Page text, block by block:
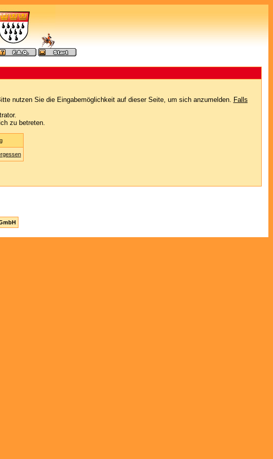
nutzen Sie die Eingabemöglichkeit auf dieser Seite, um sich anzumelden. Falls
zu betreten.